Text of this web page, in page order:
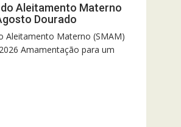
Aleitamento Materno
Dourado
Aleitamento Materno (SMAM)
Amamentação para um